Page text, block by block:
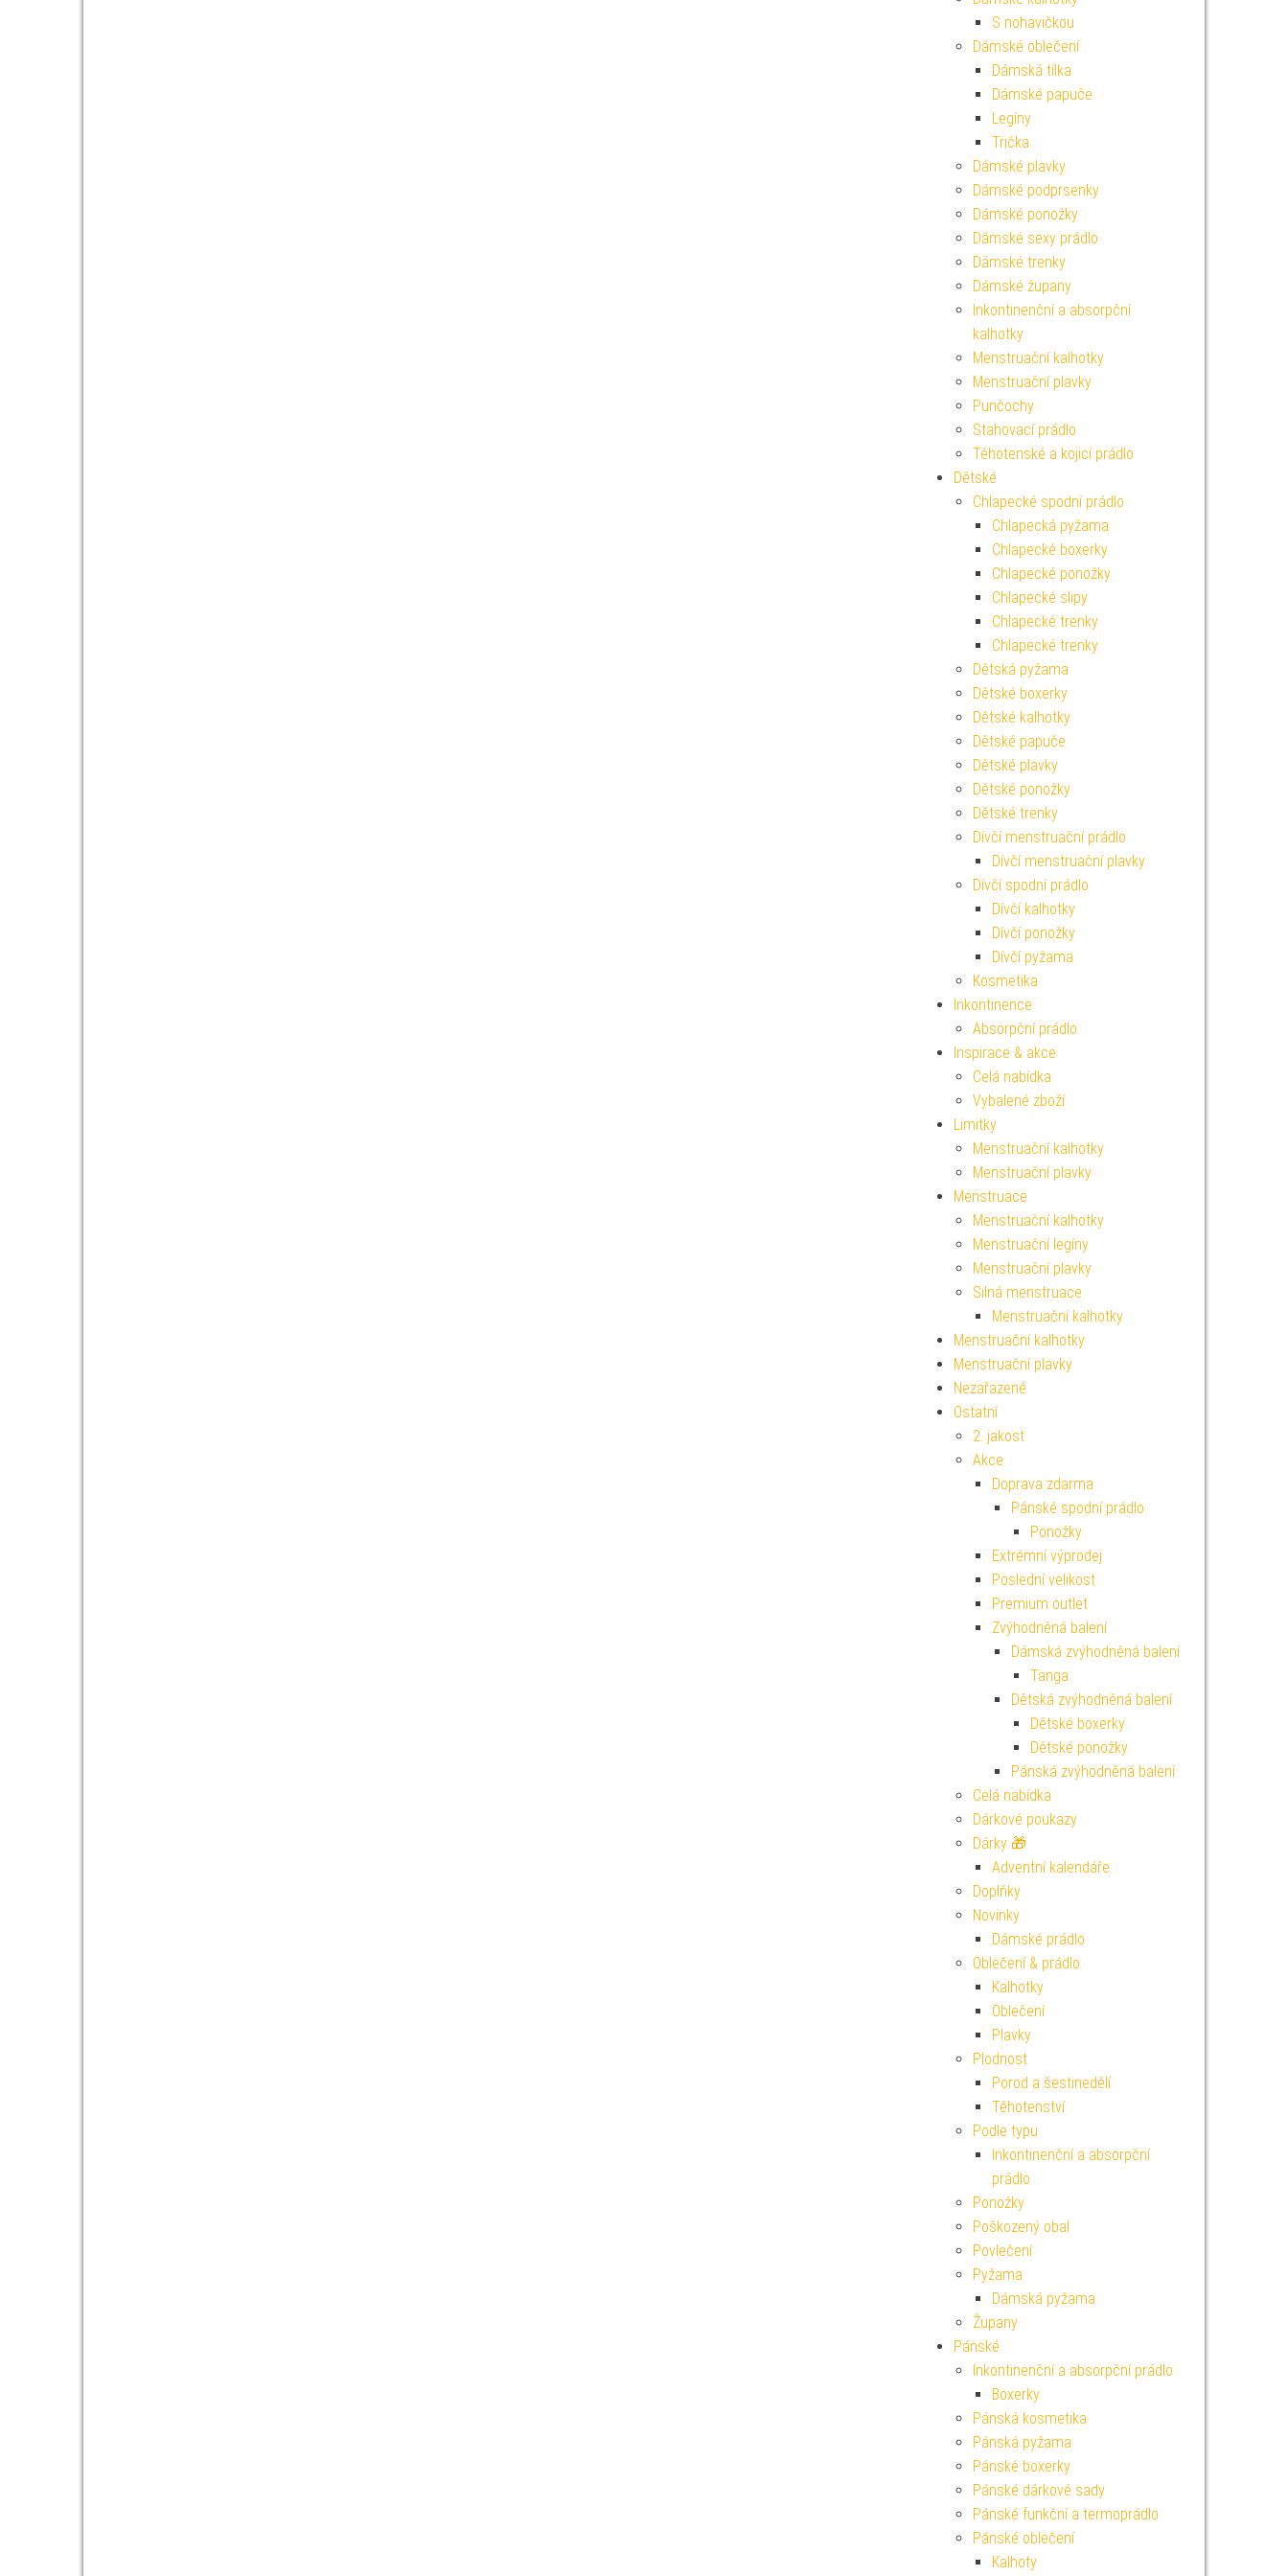
S nohavičkou
Dámské oblečení
Dámská tílka
Dámské papuče
Legíny
Trička
Dámské plavky
Dámské podprsenky
Dámské ponožky
Dámské sexy prádlo
Dámské trenky
Dámské župany
Inkontinenční a absorpční
kalhotky
Menstruační kalhotky
Menstruační plavky
Punčochy
Stahovací prádlo
Těhotenské a kojicí prádlo
Dětské
Chlapecké spodní prádlo
Chlapecká pyžama
Chlapecké boxerky
Chlapecké ponožky
Chlapecké slipy
Chlapecké trenky
Chlapecké trenky
Dětská pyžama
Dětské boxerky
Dětské kalhotky
Dětské papuče
Dětské plavky
Dětské ponožky
Dětské trenky
Dívčí menstruační prádlo
Dívčí menstruační plavky
Dívčí spodní prádlo
Dívčí kalhotky
Dívčí ponožky
Dívčí pyžama
Kosmetika
Inkontinence
Absorpční prádlo
Inspirace & akce
Celá nabídka
Vybalené zboží
Limitky
Menstruační kalhotky
Menstruační plavky
Menstruace
Menstruační kalhotky
Menstruační legíny
Menstruační plavky
Silná menstruace
Menstruační kalhotky
Menstruační kalhotky
Menstruační plavky
Nezařazené
Ostatní
2. jakost
Akce
Doprava zdarma
Pánské spodní prádlo
Ponožky
Extrémní výprodej
Poslední velikost
Premium outlet
Zvýhodněná balení
Dámská zvýhodněná balení
Tanga
Dětská zvýhodněná balení
Dětské boxerky
Dětské ponožky
Pánská zvýhodněná balení
Celá nabídka
Dárkové poukazy
Dárky 🎁
Adventní kalendáře
Doplňky
Novinky
Dámské prádlo
Oblečení & prádlo
Kalhotky
Oblečení
Plavky
Plodnost
Porod a šestinedělí
Těhotenství
Podle typu
Inkontinenční a absorpční
prádlo
Ponožky
Poškozený obal
Povlečení
Pyžama
Dámská pyžama
Župany
Pánské
Inkontinenční a absorpční prádlo
Boxerky
Pánská kosmetika
Pánská pyžama
Pánské boxerky
Pánské dárkové sady
Pánské funkční a termoprádlo
Pánské oblečení
Kalhoty